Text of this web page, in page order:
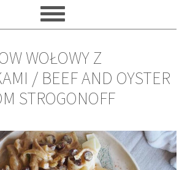
WOŁOWY Z
/ BEEF AND OYSTER
STROGONOFF